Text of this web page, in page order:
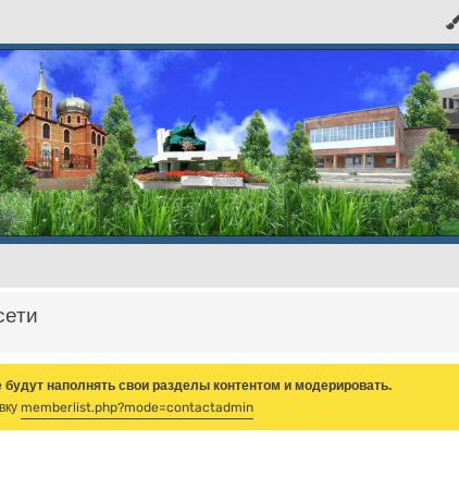
наполнять свои разделы контентом и модерировать.
memberlist.php?mode=contactadmin